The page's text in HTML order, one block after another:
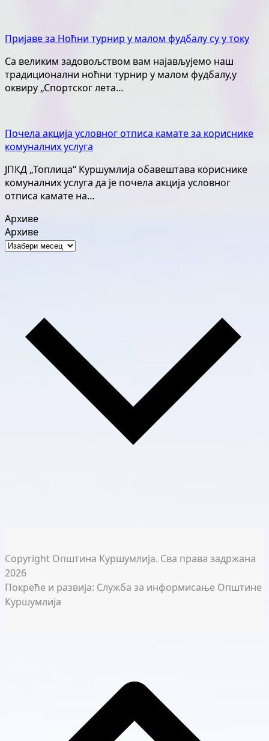
Пријаве за Ноћни турнир у малом фудбалу су у току
Са великим задовољством вам најављујемо наш
традиционални ноћни турнир у малом фудбалу,у
оквиру „Спортског лета…
Почела акција условног отписа камате за кориснике
комуналних услуга
ЈПКД „Топлица“ Куршумлија обавештава кориснике
комуналних услуга да је почела акција условног
отписа камате на…
Архиве
Архиве
Copyright Општина Куршумлија. Сва права задржана
2026
Покреће и развија: Служба за информисање Општине
Куршумлија